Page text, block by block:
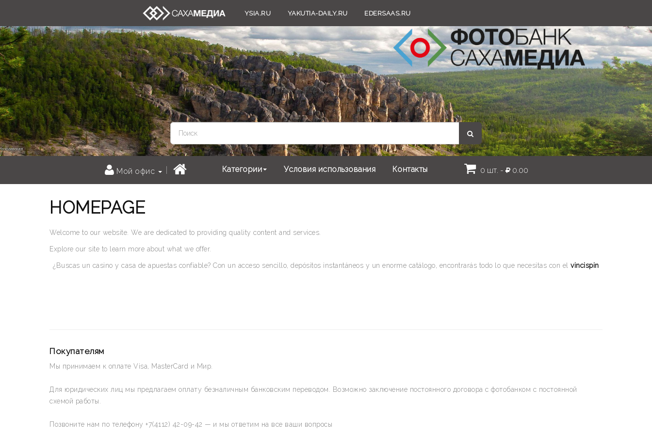
YSIA.RU YAKUTIA-DAILY.RU EDERSAAS.RU
Мой офис Категории Условия использования Контакты 0 шт. - 0.00
HOMEPAGE
Welcome to our website. We are dedicated to providing quality content and services.
Explore our site to learn more about what we offer.
¿Buscas un casino y casa de apuestas confiable? Con un acceso sencillo, depósitos instantáneos y un enorme catálogo, encontrarás todo lo que necesitas con elvincispin
Покупателям
Мы принимаем к оплате Visa, MasterCard и Мир.
Для юридических лиц мы предлагаем оплату безналичным банковским переводом. Возможно заключение постоянного договора с фотобанком с постоянной
схемой работы.
Позвоните нам по телефону +7(4112) 42-09-42 — и мы ответим на все ваши вопросы